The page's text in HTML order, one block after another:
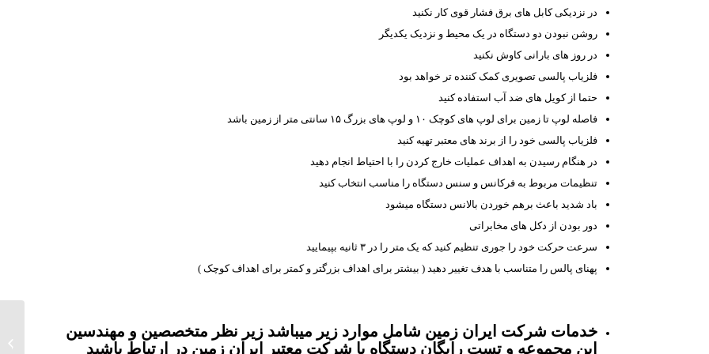
در نزدیکی کابل های برق فشار قوی کار نکنید
روشن نبودن دو دستگاه در یک محیط و نزدیک یکدیگر
در روز های بارانی کاوش نکنید
فلزیاب پالسی تصویری کمک کننده تر خواهد بود
حتما از کویل های ضد آب استفاده کنید
فاصله لوپ تا زمین برای لوپ های کوچک ۱۰ و لوپ های بزرگ ۱۵ سانتی متر از زمین باشد
فلزیاب پالسی خود را از برند های معتبر تهیه کنید
در هنگام رسیدن به اهداف عملیات خارج کردن را با احتیاط انجام دهید
تنظیمات مربوط به فرکانس و سنس دستگاه را مناسب انتخاب کنید
باد شدید باعث برهم خوردن بالانس دستگاه میشود
دور بودن از دکل های مخابراتی
سرعت حرکت خود را جوری تنظیم کنید که یک متر را در ۳ ثانیه بپیمایید
پهنای پالس را متناسب با هدف تغییر دهید ( بیشتر برای اهداف بزرگتر و کمتر برای اهداف کوچک )
خدمات شرکت ایران زمین شامل موارد زیر میباشد زیر نظر متخصصین و مهندسین
این مجموعه و تست رایگان دستگاه با شرکت معتبر ایران زمین در ارتباط باشید